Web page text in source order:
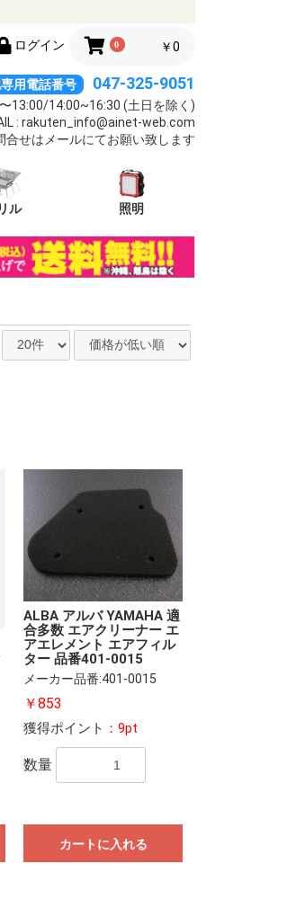
0 ￥0
ログイン
用電話番号 047-325-9051
13:00/14:00~16:30 (土日を除く)
: rakuten_info@ainet-web.com
合せはメールにてお願い致します
ル 照明
ALBA アルバ YAMAHA 適
合多数 エアクリーナー エ
アエレメント エアフィル
ター 品番401-0015
メーカー品番:401-0015
￥853
獲得ポイント ：9pt
数量
カートに入れる